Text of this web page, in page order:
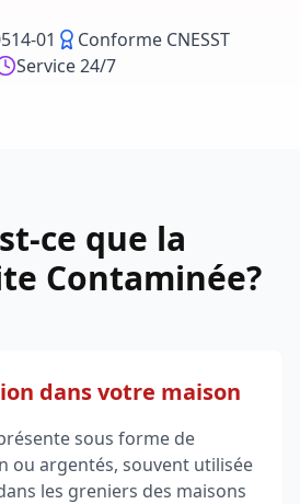
01
Conforme CNESST
Service 24/7
ce que la
Contaminée?
dans votre maison
sous forme de
ou argentés, souvent utilisée
les greniers des maisons